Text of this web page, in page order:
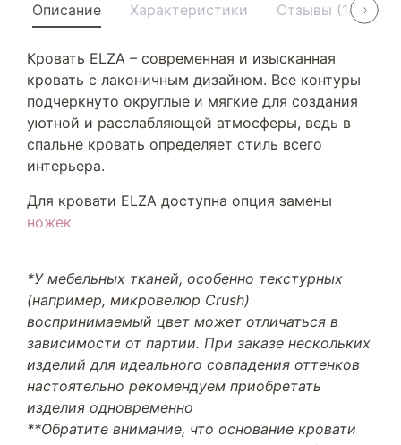
Описание Характеристики Отзывы (14)
Кровать ELZA – современная и изысканная
кровать с лаконичным дизайном. Все контуры
подчеркнуто округлые и мягкие для создания
уютной и расслабляющей атмосферы, ведь в
спальне кровать определяет стиль всего
интерьера.
Для кровати ELZA доступна опция замены
ножек
*У мебельных тканей, особенно текстурных
(например, микровелюр Crush)
воспринимаемый цвет может отличаться в
зависимости от партии. При заказе нескольких
изделий для идеального совпадения оттенков
настоятельно рекомендуем приобретать
изделия одновременно
**Обратите внимание, что основание кровати